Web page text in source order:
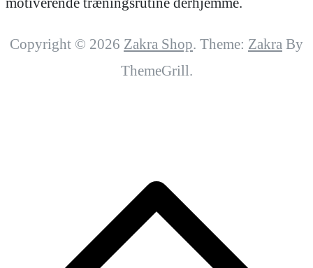
Copyright © 2026 Zakra Shop. Theme: Zakra By
ThemeGrill.